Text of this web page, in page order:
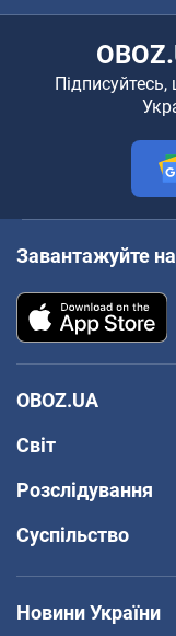
Підписуйтесь,
Завантажуйте
OBOZ.UA
Світ
Розслідування
Суспільство
Новини України